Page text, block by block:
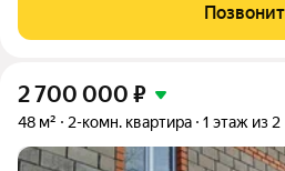
2 700 000 ₽
48 м² 2-комн. квартира 1 этаж из 2